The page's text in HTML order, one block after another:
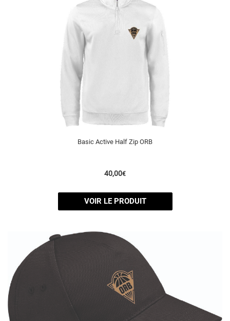
Basic Active Half Zip ORB
40,00€
VOIR LE PRODUIT